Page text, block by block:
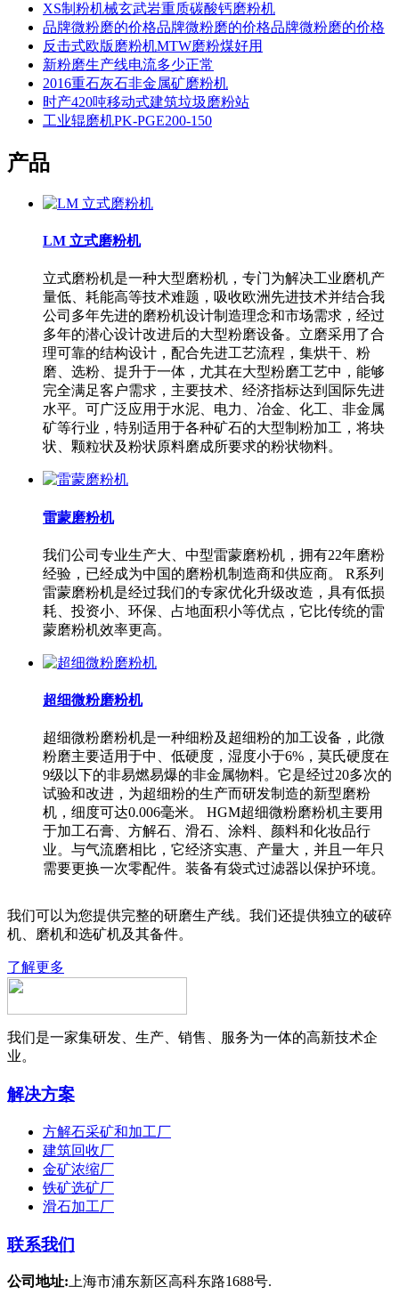
XS制粉机械玄武岩重质碳酸钙磨粉机
品牌微粉磨的价格品牌微粉磨的价格品牌微粉磨的价格
反击式欧版磨粉机MTW磨粉煤好用
新粉磨生产线电流多少正常
2016重石灰石非金属矿磨粉机
时产420吨移动式建筑垃圾磨粉站
工业辊磨机PK-PGE200-150
产品
LM 立式磨粉机
立式磨粉机是一种大型磨粉机，专门为解决工业磨机产
量低、耗能高等技术难题，吸收欧洲先进技术并结合我
公司多年先进的磨粉机设计制造理念和市场需求，经过
多年的潜心设计改进后的大型粉磨设备。立磨采用了合
理可靠的结构设计，配合先进工艺流程，集烘干、粉
磨、选粉、提升于一体，尤其在大型粉磨工艺中，能够
完全满足客户需求，主要技术、经济指标达到国际先进
水平。可广泛应用于水泥、电力、冶金、化工、非金属
矿等行业，特别适用于各种矿石的大型制粉加工，将块
状、颗粒状及粉状原料磨成所要求的粉状物料。
雷蒙磨粉机
我们公司专业生产大、中型雷蒙磨粉机，拥有22年磨粉
经验，已经成为中国的磨粉机制造商和供应商。 R系列
雷蒙磨粉机是经过我们的专家优化升级改造，具有低损
耗、投资小、环保、占地面积小等优点，它比传统的雷
蒙磨粉机效率更高。
超细微粉磨粉机
超细微粉磨粉机是一种细粉及超细粉的加工设备，此微
粉磨主要适用于中、低硬度，湿度小于6%，莫氏硬度在
9级以下的非易燃易爆的非金属物料。它是经过20多次的
试验和改进，为超细粉的生产而研发制造的新型磨粉
机，细度可达0.006毫米。 HGM超细微粉磨粉机主要用
于加工石膏、方解石、滑石、涂料、颜料和化妆品行
业。与气流磨相比，它经济实惠、产量大，并且一年只
需要更换一次零配件。装备有袋式过滤器以保护环境。
我们可以为您提供完整的研磨生产线。我们还提供独立的破碎
机、磨机和选矿机及其备件。
了解更多
我们是一家集研发、生产、销售、服务为一体的高新技术企
业。
解决方案
方解石采矿和加工厂
建筑回收厂
金矿浓缩厂
铁矿选矿厂
滑石加工厂
联系我们
公司地址: 上海市浦东新区高科东路1688号.